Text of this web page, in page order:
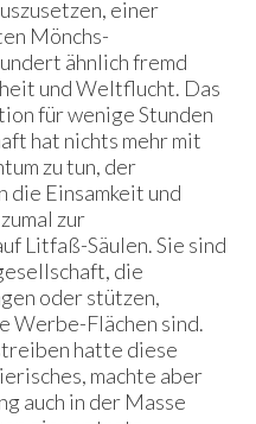
einer
Mönchs-
ähnlich fremd
und Weltflucht. Das
für wenige Stunden
hat nichts mehr mit
zu tun, der
die Einsamkeit und
zur
Litfaß-Säulen. Sie sind
die
oder stützen,
Werbe-Flächen sind.
hatte diese
machte aber
auch in der Masse